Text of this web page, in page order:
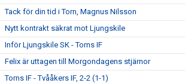
Tack för din tid i Torn, Magnus Nilsson
Nytt kontrakt säkrat mot Ljungskile
Inför Ljungskile SK - Torns IF
Felix är uttagen till Morgondagens stjärnor
Torns IF - Tvååkers IF, 2-2 (1-1)